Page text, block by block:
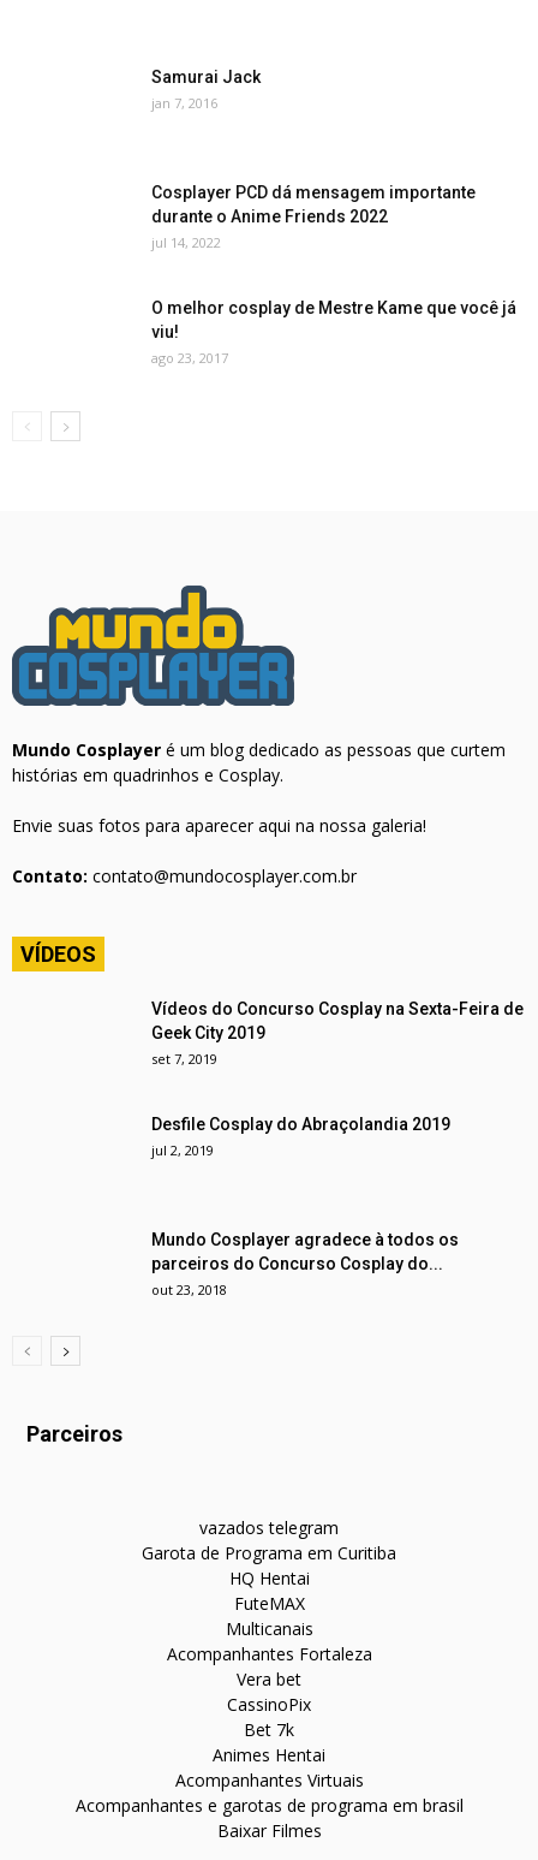
Samurai Jack
jan 7, 2016
Cosplayer PCD dá mensagem importante
durante o Anime Friends 2022
jul 14, 2022
O melhor cosplay de Mestre Kame que você já
viu!
ago 23, 2017
Mundo Cosplayer é um blog dedicado as pessoas que curtem
histórias em quadrinhos e Cosplay.
Envie suas fotos para aparecer aqui na nossa galeria!
Contato: contato@mundocosplayer.com.br
VÍDEOS
Vídeos do Concurso Cosplay na Sexta-Feira de
Geek City 2019
set 7, 2019
Desfile Cosplay do Abraçolandia 2019
jul 2, 2019
Mundo Cosplayer agradece à todos os
parceiros do Concurso Cosplay do...
out 23, 2018
Parceiros
vazados telegram
Garota de Programa em Curitiba
HQ Hentai
FuteMAX
Multicanais
Acompanhantes Fortaleza
Vera bet
CassinoPix
Bet 7k
Animes Hentai
Acompanhantes Virtuais
Acompanhantes e garotas de programa em brasil
Baixar Filmes